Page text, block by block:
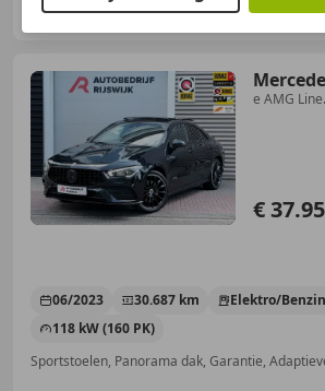
NL-3632 AM LOENEN AAN DE VECHT
e AMG Line
€
06/2023 30.687 km
Elektro/
118 kW (160 PK)